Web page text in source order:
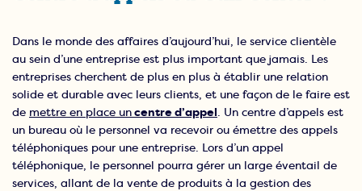
Dans le monde des affaires d’aujourd’hui, le service clientèle
au sein d’une entreprise est plus important que jamais. Les
entreprises cherchent de plus en plus à établir une relation
solide et durable avec leurs clients, et une façon de le faire est
de mettre en place uncentre d’appel. Un centre d’appels est
un bureau où le personnel va recevoir ou émettre des appels
téléphoniques pour une entreprise. Lors d’un appel
téléphonique, le personnel pourra gérer un large éventail de
services, allant de la vente de produits à la gestion des